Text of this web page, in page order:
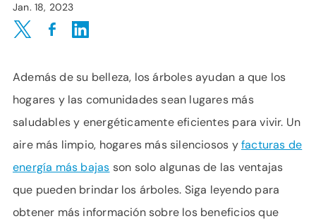
Teléfono
BLOG
APOYO
IDIOMA
Jan. 18, 2023
Share on Twitter
Share on Facebook
Share on LinkedIn
Además de su belleza, los árboles ayudan a que los
hogares y las comunidades sean lugares más
saludables y energéticamente eficientes para vivir. Un
aire más limpio, hogares más silenciosos yfacturas de
energía más bajas son solo algunas de las ventajas
que pueden brindar los árboles. Siga leyendo para
obtener más información sobre los beneficios que